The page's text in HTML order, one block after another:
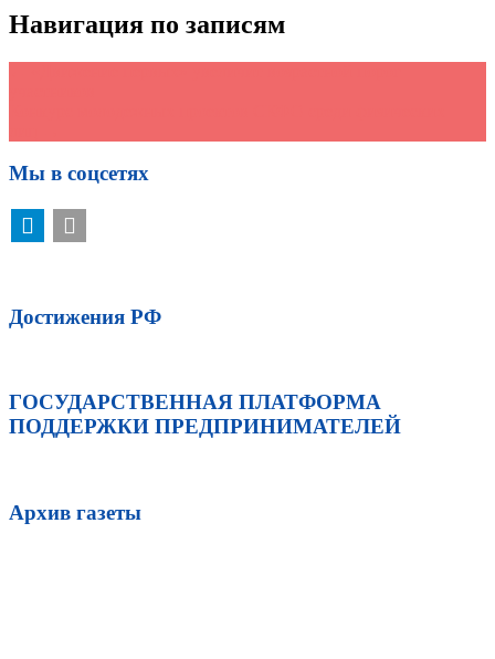
Навигация по записям
Мы в соцсетях
Достижения РФ
ГОСУДАРСТВЕННАЯ ПЛАТФОРМА
ПОДДЕРЖКИ ПРЕДПРИНИМАТЕЛЕЙ
Архив газеты